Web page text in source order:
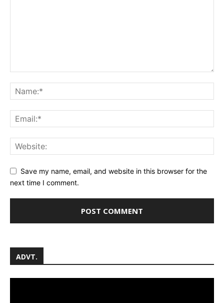
Save my name, email, and website in this browser for the
next time I comment.
ADVT.